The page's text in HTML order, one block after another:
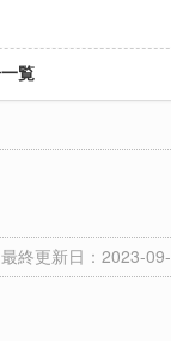
覧
最終更新日：2023-